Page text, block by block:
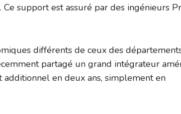
support est assuré par des ingénieurs
différents de ceux des
partagé un grand intégrateur
en deux ans, simplement en